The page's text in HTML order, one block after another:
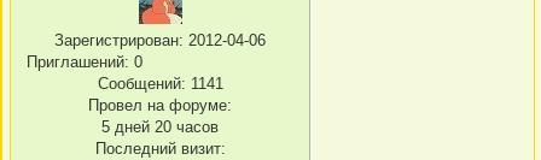
Зарегистрирован: 2012-04-06
Приглашений: 0
Сообщений: 1141
Провел на форуме:
5 дней 20 часов
Последний визит: